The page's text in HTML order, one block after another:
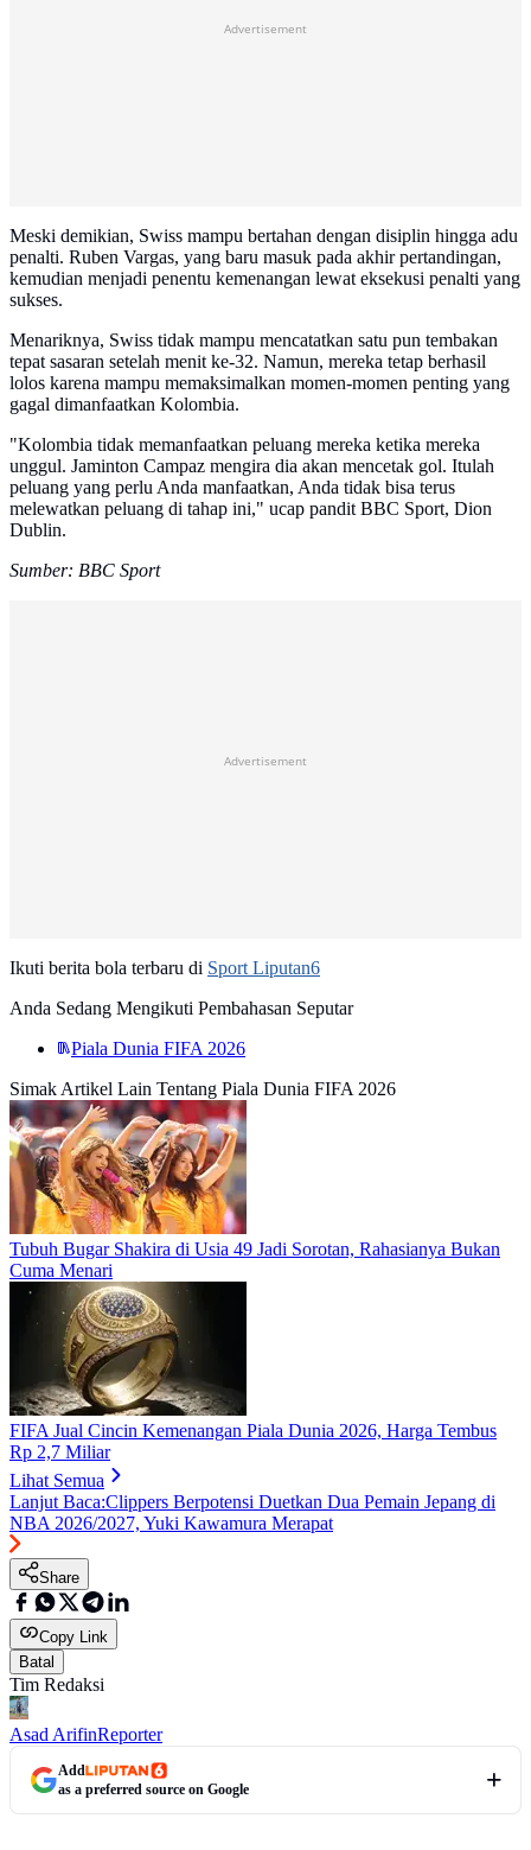
Advertisement
Meski demikian, Swiss mampu bertahan dengan disiplin hingga adu
penalti. Ruben Vargas, yang baru masuk pada akhir pertandingan,
kemudian menjadi penentu kemenangan lewat eksekusi penalti yang
sukses.
Menariknya, Swiss tidak mampu mencatatkan satu pun tembakan
tepat sasaran setelah menit ke-32. Namun, mereka tetap berhasil
lolos karena mampu memaksimalkan momen-momen penting yang
gagal dimanfaatkan Kolombia.
"Kolombia tidak memanfaatkan peluang mereka ketika mereka
unggul. Jaminton Campaz mengira dia akan mencetak gol. Itulah
peluang yang perlu Anda manfaatkan, Anda tidak bisa terus
melewatkan peluang di tahap ini," ucap pandit BBC Sport, Dion
Dublin.
Sumber: BBC Sport
Advertisement
Ikuti berita bola terbaru di Sport Liputan6
Anda Sedang Mengikuti Pembahasan Seputar
Piala Dunia FIFA 2026
Simak Artikel Lain Tentang Piala Dunia FIFA 2026
Tubuh Bugar Shakira di Usia 49 Jadi Sorotan, Rahasianya Bukan
Cuma Menari
FIFA Jual Cincin Kemenangan Piala Dunia 2026, Harga Tembus
Rp 2,7 Miliar
Lihat Semua
Lanjut Baca:Clippers Berpotensi Duetkan Dua Pemain Jepang di
NBA 2026/2027, Yuki Kawamura Merapat
Share
Copy Link
Batal
Tim Redaksi
Asad ArifinReporter
Add
as a preferred source on Google